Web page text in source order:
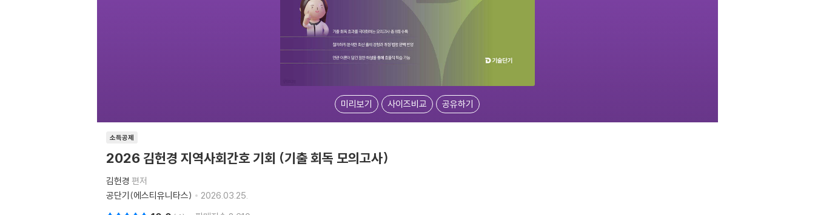
미리보기 사이즈비교 공유하기
소득공제
2026 김헌경 지역사회간호 기회 (기출 회독 모의고사)
김헌경 편저
공단기(에스티유니타스)
2026.03.25.